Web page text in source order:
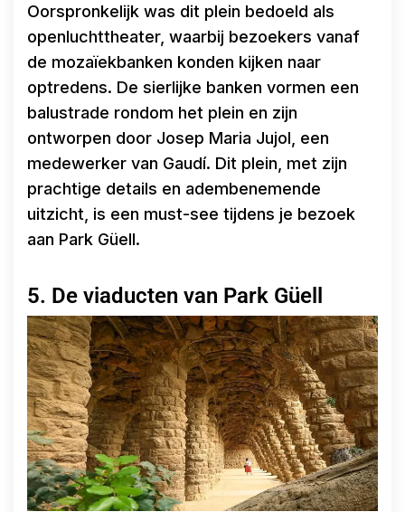
Oorspronkelijk was dit plein bedoeld als
openluchttheater, waarbij bezoekers vanaf
de mozaïekbanken konden kijken naar
optredens. De sierlijke banken vormen een
balustrade rondom het plein en zijn
ontworpen door Josep Maria Jujol, een
medewerker van Gaudí. Dit plein, met zijn
prachtige details en adembenemende
uitzicht, is een must-see tijdens je bezoek
aan Park Güell.
5. De viaducten van Park Güell